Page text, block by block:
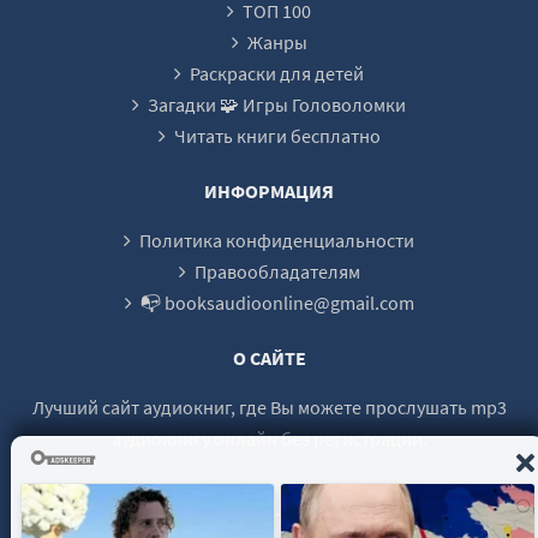
Глава 24. Назад в СССР
Глава 25. Фиаско
ТОП 100
Жанры
Раскраски для детей
Загадки 🧩 Игры Головоломки
Читать книги бесплатно
ИНФОРМАЦИЯ
Политика конфиденциальности
Правообладателям
📭 booksaudioonline@gmail.com
О САЙТЕ
Лучший сайт аудиокниг, где Вы можете прослушать mp3
аудиокнигу онлайн без регистрации.